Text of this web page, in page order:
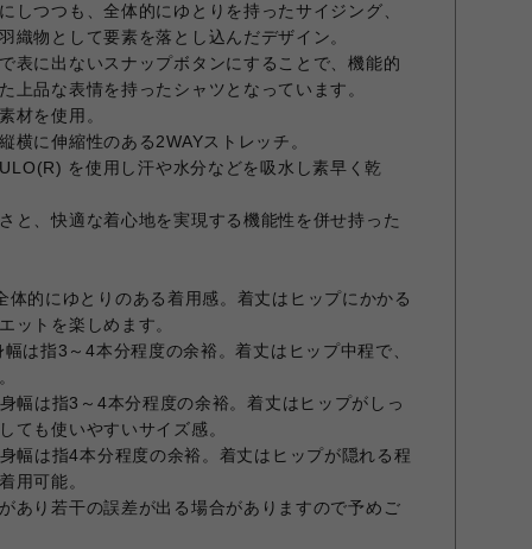
しつつも、全体的にゆとりを持ったサイジング、
織物として要素を落とし込んだデザイン。
表に出ないスナップボタンにすることで、機能的
上品な表情を持ったシャツとなっています。
材を使用。
横に伸縮性のある2WAYストレッチ。
を使用し汗や水分などを吸水し素早く乾
と、快適な着心地を実現する機能性を併せ持った
体的にゆとりのある着用感。着丈はヒップにかかる
ットを楽しめます。
は指3～4本分程度の余裕。着丈はヒップ中程で、
幅は指3～4本分程度の余裕。着丈はヒップがしっ
ても使いやすいサイズ感。
幅は指4本分程度の余裕。着丈はヒップが隠れる程
用可能。
あり若干の誤差が出る場合がありますので予めご